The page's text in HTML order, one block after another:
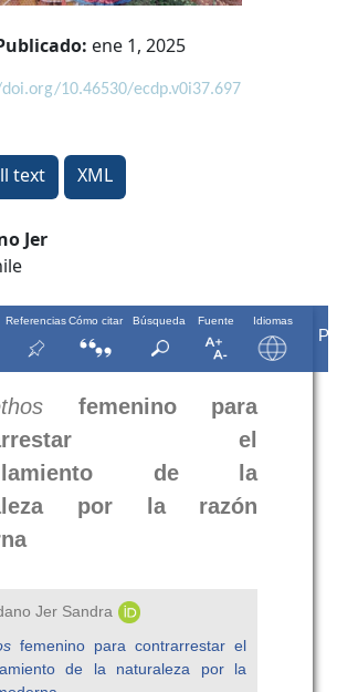
ene 1, 2025
10.46530/ecdp.v0i37.697
text XML
Jer